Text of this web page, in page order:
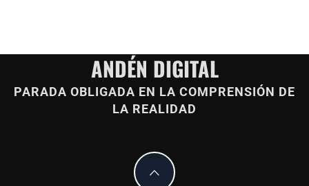
ANDÉN DIGITAL
PARADA OBLIGADA EN LA COMPRENSIÓN DE
LA REALIDAD